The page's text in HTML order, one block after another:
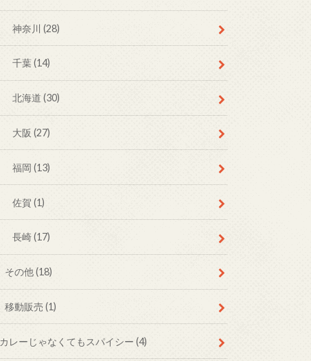
神奈川(28)
千葉(14)
北海道(30)
大阪(27)
福岡(13)
佐賀(1)
長崎(17)
その他(18)
移動販売 (1)
カレーじゃなくてもスパイシー(4)